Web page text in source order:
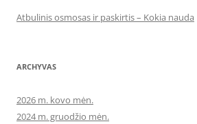
Atbulinis osmosas ir paskirtis – Kokia nauda
ARCHYVAS
2026 m. kovo mėn.
2024 m. gruodžio mėn.